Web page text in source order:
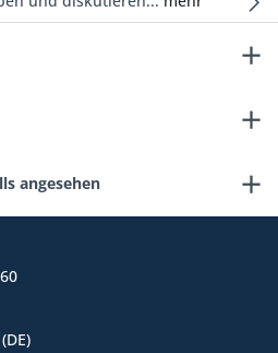
angesehen